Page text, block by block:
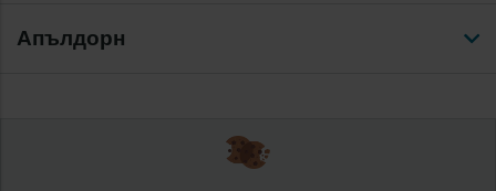
Апълдорн